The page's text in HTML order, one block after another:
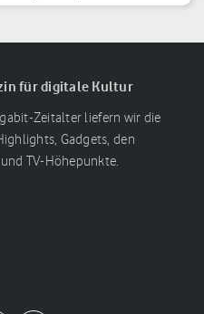
für digitale Kultur
Zeitalter liefern wir die
Gadgets, den
TV-Höhepunkte.